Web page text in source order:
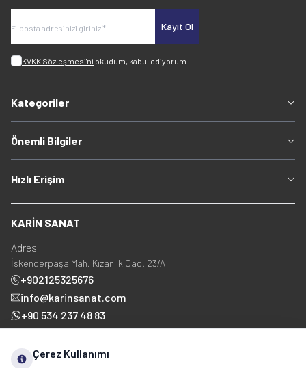
Kayıt Ol
KVKK Sözleşmesi'ni okudum, kabul ediyorum.
Kategoriler
Önemli Bilgiler
Hızlı Erişim
KARİN SANAT
Adres
İskenderpaşa Mah. Kızanlık Cad. 23/A
+902125325676
info@karinsanat.com
+90 534 237 48 83
Çerez Kullanımı